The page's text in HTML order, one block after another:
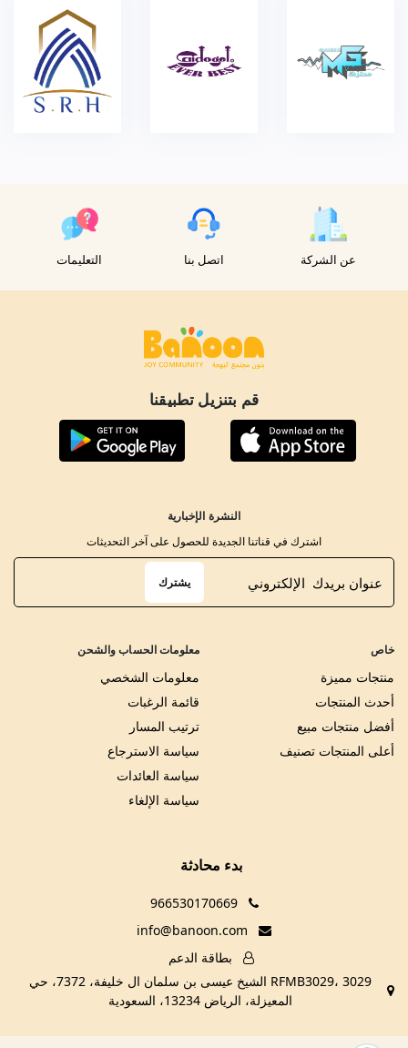
عن الشركة اتصل بنا التعليمات
قم بتنزيل تطبيقنا
خاص
منتجات مميزة
أحدث المنتجات
أفضل منتجات مبيع
أعلى المنتجات تصنيف
معلومات الحساب والشحن
معلومات الشخصي
قائمة الرغبات
ترتيب المسار
سياسة الاسترجاع
سياسة العائدات
سياسة الإلغاء
النشرة الإخبارية
اشترك في قناتنا الجديدة للحصول على آخر التحديثات
يشترك
بدء محادثة
966530170669
بطاقة الدعم
RFMB3029، 3029 الشيخ عيسى بن سلمان ال خليفة، 7372، حي
المعيزلة، الرياض 13234، السعودية